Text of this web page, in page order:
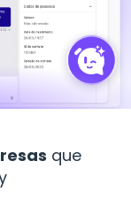
que